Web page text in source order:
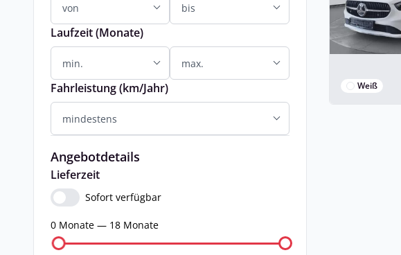
Laufzeit (Monate)
Fahrleistung (km/Jahr)
Angebotdetails
Lieferzeit
Sofort verfügbar
0 Monate — 18 Monate
Weiß